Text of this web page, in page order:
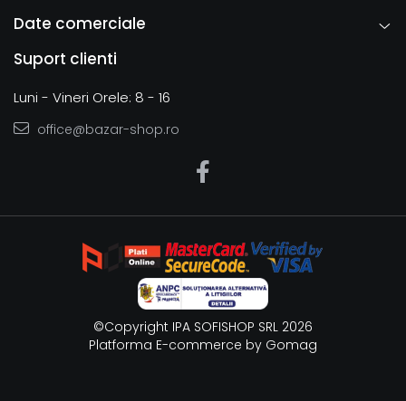
Date comerciale
Suport clienti
Luni - Vineri Orele: 8 - 16
office@bazar-shop.ro
©Copyright IPA SOFISHOP SRL 2026
Platforma E-commerce by Gomag